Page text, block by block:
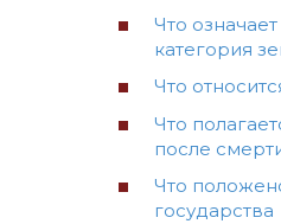
Что
категория
Что
Что
после
Что
государства